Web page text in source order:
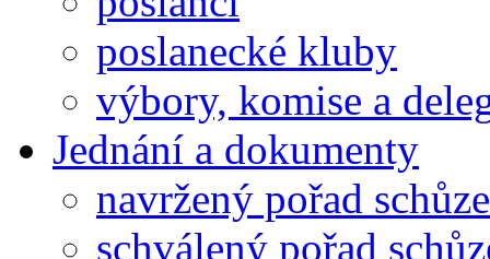
poslanecké kluby
výbory, komise a
Jednání a dokumenty
navržený pořad schůze
schválený pořad